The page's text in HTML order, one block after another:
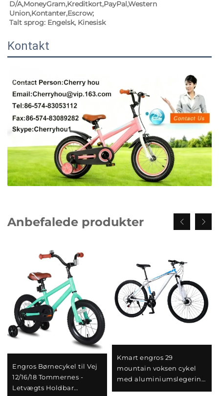
D/A,MoneyGram,Kreditkort,PayPal,Western
Union,Kontanter,Escrow;
Talt sprog: Engelsk, Kinesisk
Kontakt
Anbefalede produkter
Engros Børnecykel til Vej
12/16/18 Tommernes -
Letvægts Holdbar
Kmart engros 29
mountain voksen cykel
med aluminiumslegering
selvkørende bil dobbelte